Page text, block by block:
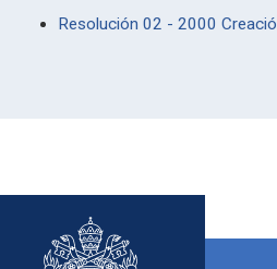
Resolución 02 - 2000